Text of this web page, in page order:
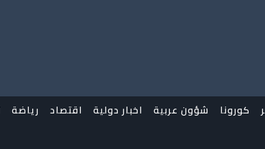
كورونا شؤون عربية اخبار دولية اقتصاد رياضة